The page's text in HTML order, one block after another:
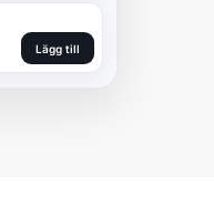
Lägg till